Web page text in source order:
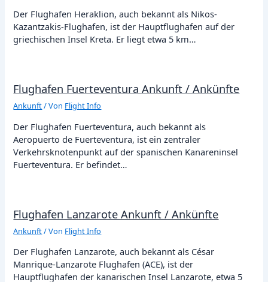
Der Flughafen Heraklion, auch bekannt als Nikos-
Kazantzakis-Flughafen, ist der Hauptflughafen auf der
griechischen Insel Kreta. Er liegt etwa 5 km…
Flughafen Fuerteventura Ankunft / Ankünfte
Ankunft/ Von Flight Info
Der Flughafen Fuerteventura, auch bekannt als
Aeropuerto de Fuerteventura, ist ein zentraler
Verkehrsknotenpunkt auf der spanischen Kanareninsel
Fuerteventura. Er befindet…
Flughafen Lanzarote Ankunft / Ankünfte
Ankunft/ Von Flight Info
Der Flughafen Lanzarote, auch bekannt als César
Manrique-Lanzarote Flughafen (ACE), ist der
Hauptflughafen der kanarischen Insel Lanzarote, etwa 5